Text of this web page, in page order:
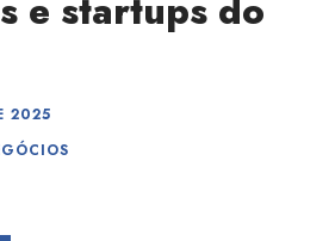
e startups do
2025